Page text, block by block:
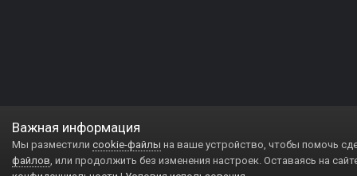
Важная информация
Мы разместили cookie-файлы на ваше устройство, чтобы помочь
файлов, или продолжить без изменения настроек. Оставаясь на